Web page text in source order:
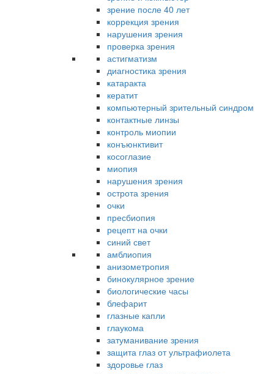
зрение после 40 лет
коррекция зрения
нарушения зрения
проверка зрения
астигматизм
диагностика зрения
катаракта
кератит
компьютерный зрительный синдром
контактные линзы
контроль миопии
конъюнктивит
косоглазие
миопия
нарушения зрения
острота зрения
очки
пресбиопия
рецепт на очки
синий свет
амблиопия
анизометропия
бинокулярное зрение
биологические часы
блефарит
глазные капли
глаукома
затуманивание зрения
защита глаз от ультрафиолета
здоровье глаз